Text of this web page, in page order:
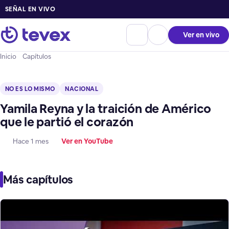
SEÑAL EN VIVO
Ver en vivo
Inicio Capítulos
NO ES LO MISMO NACIONAL
Yamila Reyna y la traición de Américo
que le partió el corazón
Hace 1 mes Ver en YouTube
Más capítulos